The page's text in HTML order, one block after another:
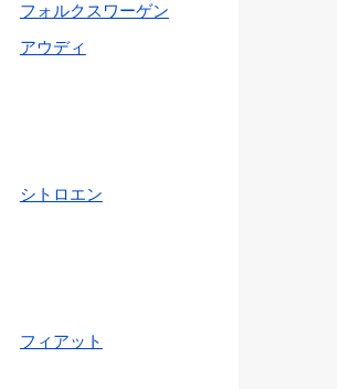
フォルクスワーゲン
アウディ
シトロエン
フィアット